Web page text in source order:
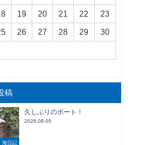
19 20 21 22 23
26 27 28 29 30
稿
海日記
久しぶりのボート！
2026.08.05